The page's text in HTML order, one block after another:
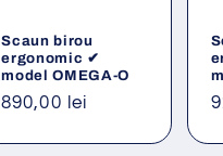
Scaun birou
ergonomic ✔
model OMEGA-O
Preț
890,00 lei